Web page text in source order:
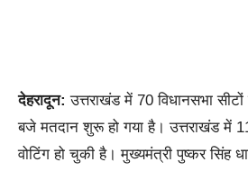
देहरादून:उत्तराखंड में 70 विधानसभा
बजे मतदान शुरू हो गया है। उत्तराखंड में
वोटिंग हो चुकी है। मुख्यमंत्री पुष्कर सिंह